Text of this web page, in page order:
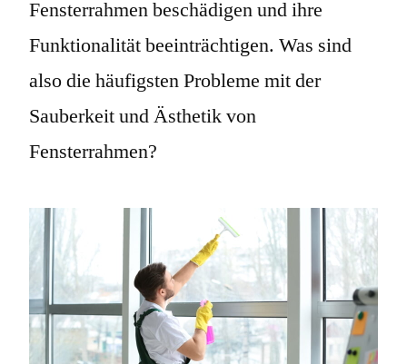
Fensterrahmen beschädigen und ihre
Funktionalität beeinträchtigen. Was sind
also die häufigsten Probleme mit der
Sauberkeit und Ästhetik von
Fensterrahmen?